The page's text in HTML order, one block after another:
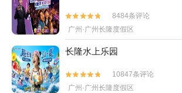


8484条评论
广州·广州长隆度假区
长隆水上乐园


10847条评论
广州·广州长隆度假区